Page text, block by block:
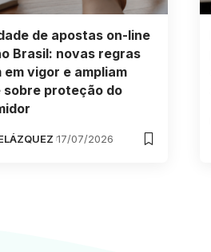
de apostas on-line
Brasil: novas regras
em vigor e ampliam
sobre proteção do
17/07/2026